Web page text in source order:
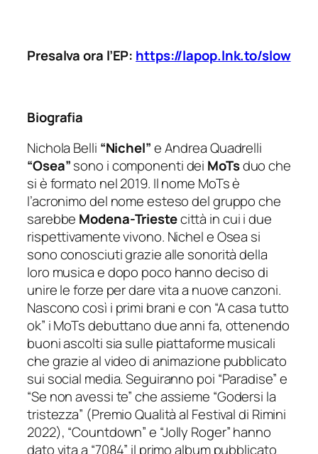
Presalva ora l’EP: https://lapop.lnk.to/slow
Biografia
Nichola Belli “Nichel”e Andrea Quadrelli
“Osea”sono i componenti dei MoTsduo che
si è formato nel 2019. Il nome MoTs è
l’acronimo del nome esteso del gruppo che
sarebbe Modena-Triestecittà in cui i due
rispettivamente vivono. Nichel e Osea si
sono conosciuti grazie alle sonorità della
loro musica e dopo poco hanno deciso di
unire le forze per dare vita a nuove canzoni.
Nascono così i primi brani e con “A casa tutto
ok” i MoTs debuttano due anni fa, ottenendo
buoni ascolti sia sulle piattaforme musicali
che grazie al video di animazione pubblicato
sui social media. Seguiranno poi “Paradise” e
“Se non avessi te” che assieme “Godersi la
tristezza” (Premio Qualità al Festival di Rimini
2022), “Countdown” e “Jolly Roger” hanno
dato vita a “7084” il primo album pubblicato